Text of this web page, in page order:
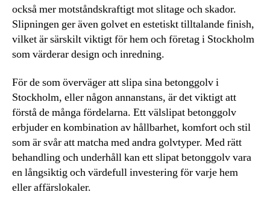
också mer motståndskraftigt mot slitage och skador.
Slipningen ger även golvet en estetiskt tilltalande finish,
vilket är särskilt viktigt för hem och företag i Stockholm
som värderar design och inredning.
För de som överväger att slipa sina betonggolv i
Stockholm, eller någon annanstans, är det viktigt att
förstå de många fördelarna. Ett välslipat betonggolv
erbjuder en kombination av hållbarhet, komfort och stil
som är svår att matcha med andra golvtyper. Med rätt
behandling och underhåll kan ett slipat betonggolv vara
en långsiktig och värdefull investering för varje hem
eller affärslokaler.